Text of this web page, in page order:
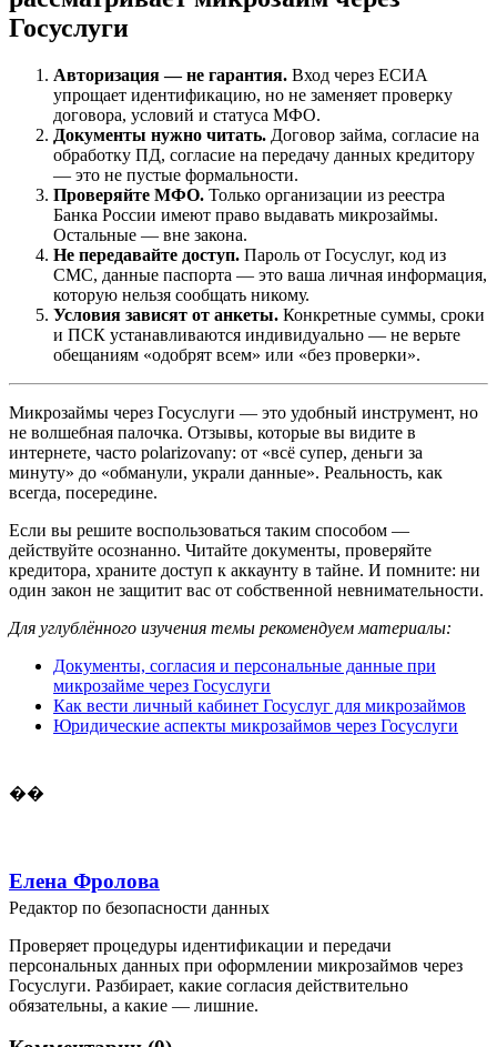
Госуслуги
Авторизация — не гарантия. Вход через ЕСИА
упрощает идентификацию, но не заменяет проверку
договора, условий и статуса МФО.
Документы нужно читать. Договор займа, согласие на
обработку ПД, согласие на передачу данных кредитору
— это не пустые формальности.
Проверяйте МФО. Только организации из реестра
Банка России имеют право выдавать микрозаймы.
Остальные — вне закона.
Не передавайте доступ. Пароль от Госуслуг, код из
СМС, данные паспорта — это ваша личная информация,
которую нельзя сообщать никому.
Условия зависят от анкеты. Конкретные суммы, сроки
и ПСК устанавливаются индивидуально — не верьте
обещаниям «одобрят всем» или «без проверки».
Микрозаймы через Госуслуги — это удобный инструмент, но
не волшебная палочка. Отзывы, которые вы видите в
интернете, часто polarizovany: от «всё супер, деньги за
минуту» до «обманули, украли данные». Реальность, как
всегда, посередине.
Если вы решите воспользоваться таким способом —
действуйте осознанно. Читайте документы, проверяйте
кредитора, храните доступ к аккаунту в тайне. И помните: ни
один закон не защитит вас от собственной невнимательности.
Для углублённого изучения темы рекомендуем материалы:
Документы, согласия и персональные данные при
микрозайме через Госуслуги
Как вести личный кабинет Госуслуг для микрозаймов
Юридические аспекты микрозаймов через Госуслуги
��
Елена Фролова
Редактор по безопасности данных
Проверяет процедуры идентификации и передачи
персональных данных при оформлении микрозаймов через
Госуслуги. Разбирает, какие согласия действительно
обязательны, а какие — лишние.